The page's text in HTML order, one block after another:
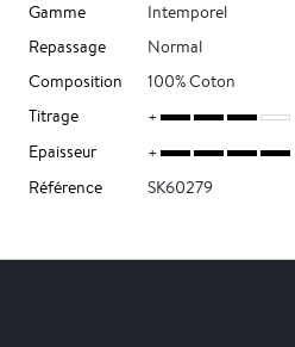
Gamme
Intemporel
Repassage
Normal
Composition
100% Coton
Titrage
Epaisseur
Référence
SK60279